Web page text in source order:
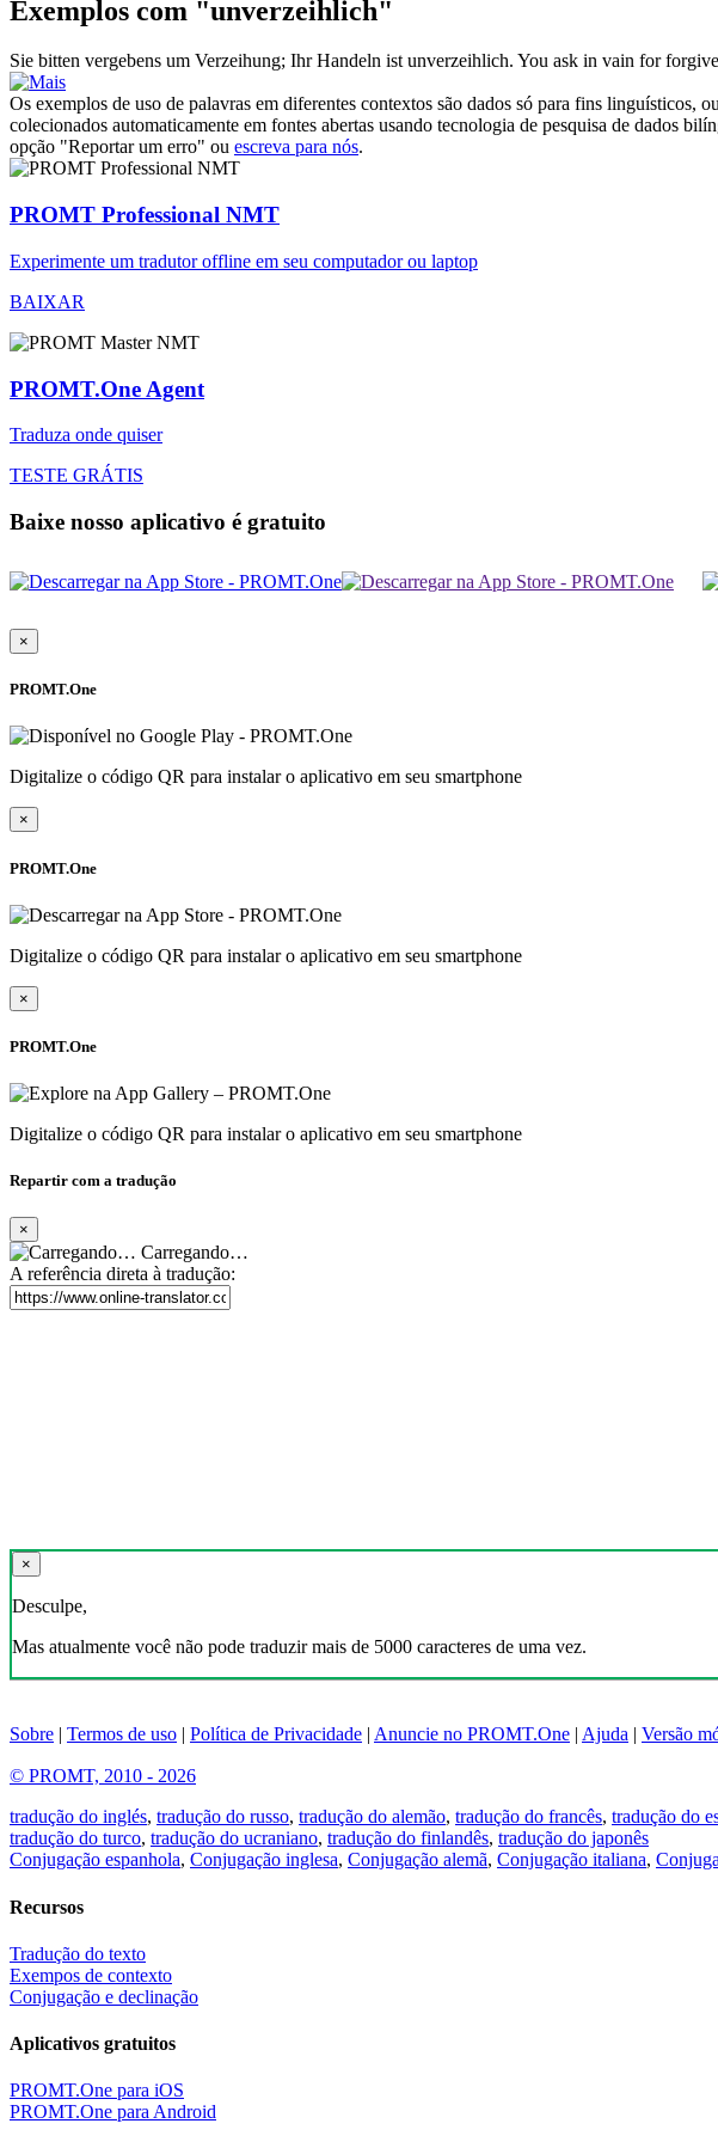
Exemplos com "unverzeihlich"
Sie bitten vergebens um Verzeihung; Ihr Handeln istunverzeihlich. You ask in vain for
Os exemplos de uso de palavras em diferentes contextos são dados só para fins linguísticos,
colecionados automaticamente em fontes abertas usando tecnologia de pesquisa de dados
opção "Reportar um erro" ou escreva para nós.
PROMT Professional NMT
Experimente um tradutor offline em seu computador ou laptop
BAIXAR
PROMT.One Agent
Traduza onde quiser
TESTE GRÁTIS
Baixe nosso aplicativo é gratuito
×
PROMT.One
Digitalize o código QR para instalar o aplicativo em seu smartphone
×
PROMT.One
Digitalize o código QR para instalar o aplicativo em seu smartphone
×
PROMT.One
Digitalize o código QR para instalar o aplicativo em seu smartphone
Repartir com a tradução
×
Carregando…
A referência direta à tradução:
×
Desculpe,
Mas atualmente você não pode traduzir mais de 5000 caracteres de uma vez.
Sobre | Termos de uso | Política de Privacidade | Anuncie no PROMT.One | Ajuda | Versão
© PROMT, 2010 - 2026
tradução do inglés, tradução do russo, tradução do alemão, tradução do francês, tradução do
tradução do turco, tradução do ucraniano, tradução do finlandês, tradução do japonês
Conjugação espanhola, Conjugação inglesa, Conjugação alemã, Conjugação italiana,
Recursos
Tradução do texto
Exempos de contexto
Conjugação e declinação
Aplicativos gratuitos
PROMT.One para iOS
PROMT.One para Android